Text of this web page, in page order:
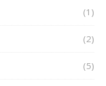
(1)
(2)
(5)